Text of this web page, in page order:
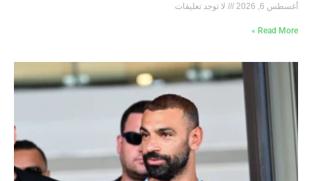
أغسطس 6, 2026 لا توجد تعليقات
Read More »